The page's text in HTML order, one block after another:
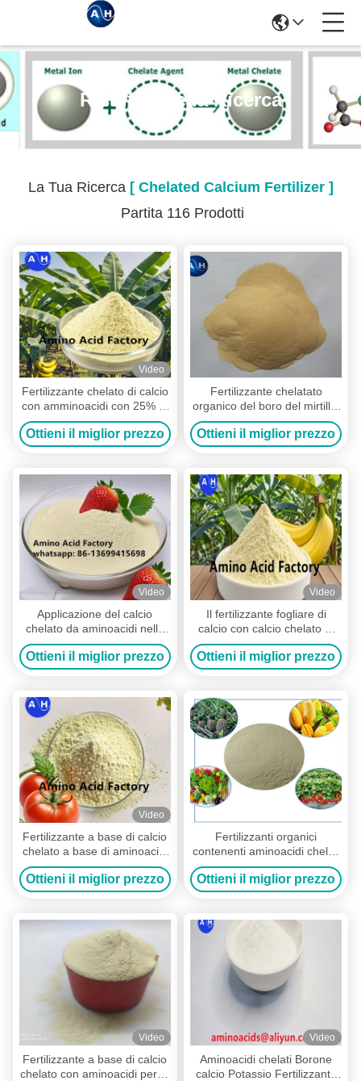
Risultati Della Ricerca
La Tua Ricerca [ Chelated Calcium Fertilizer ]
Partita 116 Prodotti
Video
Fertilizzante chelato di calcio
con amminoacidi con 25% di
amminoacidi totali e 100%
solubile in acqua per
piantagioni di banane per
trasporto dei nutrienti
Ottieni il miglior prezzo
Fertilizzante chelatato
organico del boro del mirtillo,
fertilizzante a base di calce
chelatato
Ottieni il miglior prezzo
Video
Applicazione del calcio
chelato da aminoacidi nelle
piantagioni di banane
Ottieni il miglior prezzo
Video
Il fertilizzante fogliare di
calcio con calcio chelato di
aminoacidi promuove piante
di banane più forti e rese più
elevate
Ottieni il miglior prezzo
Video
Fertilizzante a base di calcio
chelato a base di aminoacidi
al 25% di aminoacidi totali e
al 100% idrosolubile per
migliorare il trasporto dei
piantagioni di banane
Ottieni il miglior prezzo
Fertilizzanti organici
contenenti aminoacidi chelati
calcio e boro
nell'alimentazione delle
piante
Ottieni il miglior prezzo
Video
Fertilizzante a base di calcio
chelato con aminoacidi per la
Video
Aminoacidi chelati Borone
calcio Potassio Fertilizzante